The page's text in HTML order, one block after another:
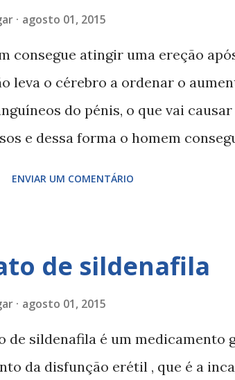
agosto 01, 2015
consegue atingir uma ereção
leva o cérebro a ordenar o
do pénis, o que vai
e dessa forma o homem
doenças do foro urinário,
causas ). A disfunção erétil é um
de forma natural, ao sofrer de
para tratar a causa e se for caso
ENVIAR UM COMENTÁRIO
de sildenafila
agosto 01, 2015
de sildenafila é um medicamento
da disfunção erétil , que é a